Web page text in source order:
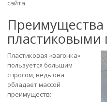
сайта.
Преимущества
пластиковыми
Пластиковая «вагонка»
пользуется большим
спросом, ведь она
обладает массой
преимуществ: